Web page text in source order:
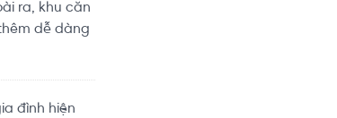
ra, khu căn
dễ dàng
đình hiện